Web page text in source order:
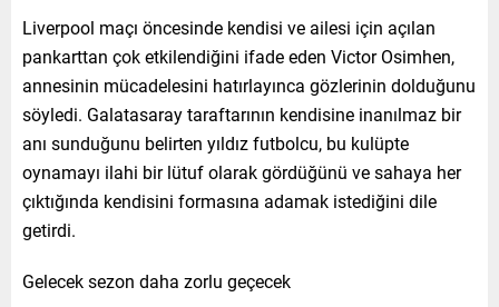
Liverpool maçı öncesinde kendisi ve ailesi için açılan
pankarttan çok etkilendiğini ifade eden Victor Osimhen,
annesinin mücadelesini hatırlayınca gözlerinin dolduğunu
söyledi. Galatasaray taraftarının kendisine inanılmaz bir
anı sunduğunu belirten yıldız futbolcu, bu kulüpte
oynamayı ilahi bir lütuf olarak gördüğünü ve sahaya her
çıktığında kendisini formasına adamak istediğini dile
getirdi.
Gelecek sezon daha zorlu geçecek